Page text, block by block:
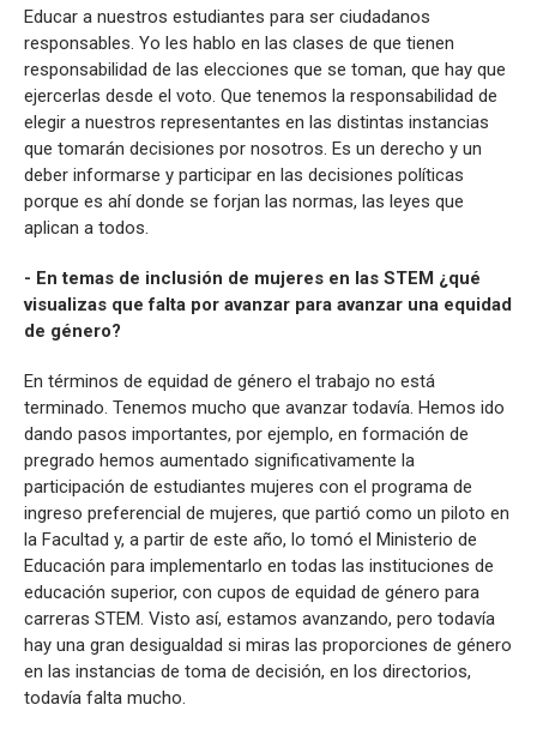
Educar a nuestros estudiantes para ser ciudadanos
responsables. Yo les hablo en las clases de que tienen
responsabilidad de las elecciones que se toman, que hay que
ejercerlas desde el voto. Que tenemos la responsabilidad de
elegir a nuestros representantes en las distintas instancias
que tomarán decisiones por nosotros. Es un derecho y un
deber informarse y participar en las decisiones políticas
porque es ahí donde se forjan las normas, las leyes que
aplican a todos.
- En temas de inclusión de mujeres en las STEM ¿qué
visualizas que falta por avanzar para avanzar una equidad
de género?
En términos de equidad de género el trabajo no está
terminado. Tenemos mucho que avanzar todavía. Hemos ido
dando pasos importantes, por ejemplo, en formación de
pregrado hemos aumentado significativamente la
participación de estudiantes mujeres con el programa de
ingreso preferencial de mujeres, que partió como un piloto en
la Facultad y, a partir de este año, lo tomó el Ministerio de
Educación para implementarlo en todas las instituciones de
educación superior, con cupos de equidad de género para
carreras STEM. Visto así, estamos avanzando, pero todavía
hay una gran desigualdad si miras las proporciones de género
en las instancias de toma de decisión, en los directorios,
todavía falta mucho.